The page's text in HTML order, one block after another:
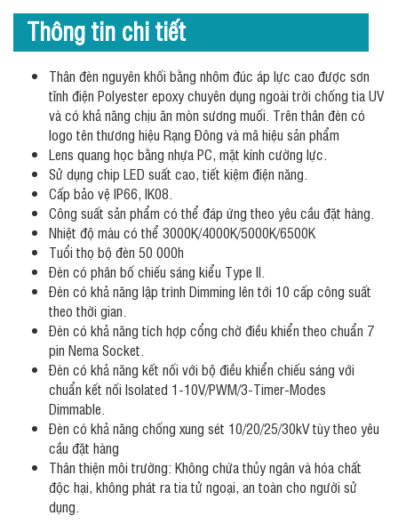
Thông tin chi tiết
Thân đèn nguyên khối bằng nhôm đúc áp lực cao được sơn
tĩnh điện Polyester epoxy chuyên dụng ngoài trời chống tia UV
và có khả năng chịu ăn mòn sương muối. Trên thân đèn có
logo tên thương hiệu Rạng Đông và mã hiệu sản phẩm
Lens quang học bằng nhựa PC, mặt kính cường lực.
Sử dụng chip LED suất cao, tiết kiệm điện năng.
Cấp bảo vệ IP66, IK08.
Công suất sản phẩm có thể đáp ứng theo yêu cầu đặt hàng.
Nhiệt độ màu có thể 3000K/4000K/5000K/6500K
Tuổi thọ bộ đèn 50 000h
Đèn có phân bố chiếu sáng kiểu Type II.
Đèn có khả năng lập trình Dimming lên tới 10 cấp công suất
theo thời gian.
Đèn có khả năng tích hợp cổng chờ điều khiển theo chuẩn 7
pin Nema Socket.
Đèn có khả năng kết nối với bộ điều khiển chiếu sáng với
chuẩn kết nối Isolated 1-10V/PWM/3-Timer-Modes
Dimmable.
Đèn có khả năng chống xung sét 10/20/25/30kV tùy theo yêu
cầu đặt hàng
Thân thiện môi trường: Không chứa thủy ngân và hóa chất
độc hại, không phát ra tia tử ngoại, an toàn cho người sử
dụng.